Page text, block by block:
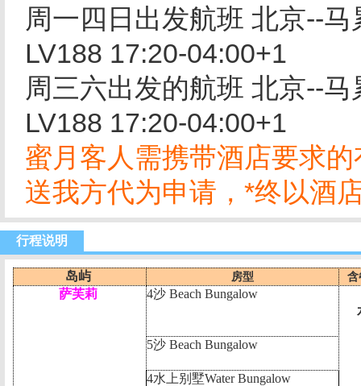
周一四日出发航班 北京--
LV188 17:20-04:00+1
周三六出发的航班 北京--
LV188 17:20-04:00+1
蜜月客人需携带酒店要求
送我方代为申请，*终以酒
行程说明
岛屿 房型 含
萨芙莉 4沙 Beach Bungalow
5沙 Beach Bungalow
4水上别墅Water Bungalow